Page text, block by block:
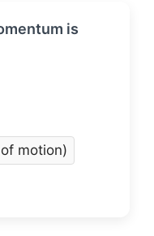
is
of motion)